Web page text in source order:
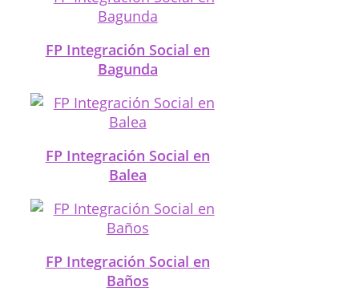
FP Integración Social en
Bagunda
FP Integración Social en
Balea
FP Integración Social en
Baños